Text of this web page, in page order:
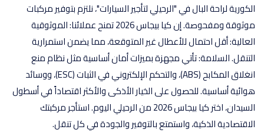
الكورية لراحة البال في "الرحيلي لتأجير السيارات"، نلتزم بتوفير مركبات
موثوقة ومفحوصة. إن كيا بيجاس 2026 تمنح عملائنا: الموثوقية
العالية: أقل احتمال للأعطال غير المتوقعة، مما يضمن استمرارية
التنقل. السلامة: تأتي مجهزة بميزات أمان أساسية مثل نظام منع
انغلاق المكابح (ABS)، والتحكم الإلكتروني في الثبات (ESC)، ووسائد
هوائية أساسية. للحصول على الخيار الأذكى والأكثر اقتصاداً في أسطول
السيدان، اختر كيا بيجاس 2026 من الرحيلي اليوم. استأجر مركبتك
الاقتصادية الذكية، واستمتع بالتوفير والجودة في كل تنقل.